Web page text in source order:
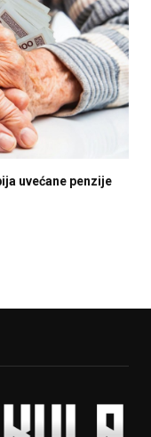
uvećane penzije